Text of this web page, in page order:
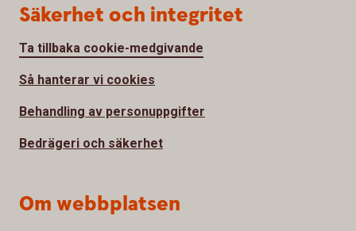
Säkerhet och integritet
Ta tillbaka cookie-medgivande
Så hanterar vi cookies
Behandling av personuppgifter
Bedrägeri och säkerhet
Om webbplatsen